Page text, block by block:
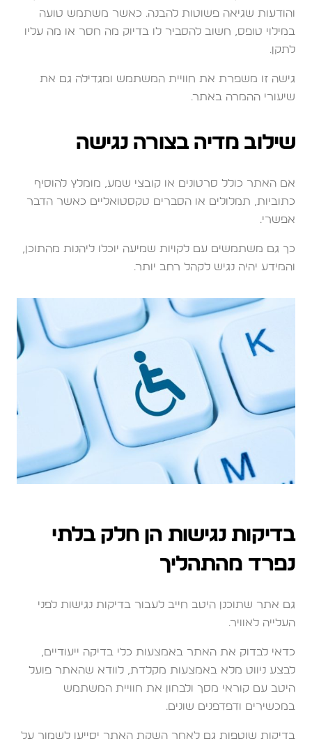
והודעות שגיאה פשוטות להבנה. כאשר משתמש טועה
במילוי טופס, חשוב להסביר לו בדיוק מה חסר או מה עליו
לתקן.
גישה זו משפרת את חוויית המשתמש ומגדילה גם את
שיעורי ההמרה באתר.
שילוב מדיה בצורה נגישה
אם האתר כולל סרטונים או קובצי שמע, מומלץ להוסיף
כתוביות, תמלולים או הסברים טקסטואליים כאשר הדבר
אפשרי.
כך גם משתמשים עם לקויות שמיעה יוכלו ליהנות מהתוכן,
והמידע יהיה נגיש לקהל רחב יותר.
בדיקות נגישות הן חלק בלתי
נפרד מהתהליך
גם אתר שתוכנן היטב חייב לעבור בדיקות נגישות לפני
העלייה לאוויר.
כדאי לבדוק את האתר באמצעות כלי בדיקה ייעודיים,
לבצע ניווט מלא באמצעות מקלדת, לוודא שהאתר פועל
היטב עם קוראי מסך ולבחון את חוויית המשתמש
במכשירים ודפדפנים שונים.
בדיקות שוטפות גם לאחר השקת האתר יסייעו לשמור על